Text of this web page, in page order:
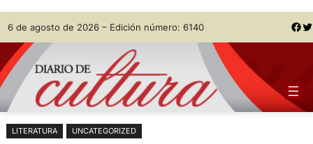
Saltar
al
contenido
Skip
to
content
6 de agosto de 2026 – Edición número: 6140 Facebook Twitter
LITERATURA UNCATEGORIZED